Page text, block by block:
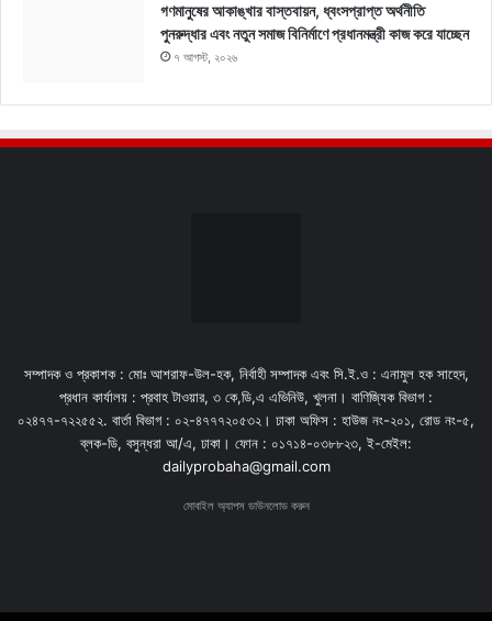
গণমানুষের আকাঙ্খার বাস্তবায়ন, ধ্বংসপ্রাপ্ত অর্থনীতি
পুনরুদ্ধার এবং নতুন সমাজ বিনির্মাণে প্রধানমন্ত্রী কাজ করে যাচ্ছেন
৭ আগস্ট, ২০২৬
সম্পাদক ও প্রকাশক : মোঃ আশরাফ-উল-হক, নির্বাহী সম্পাদক এবং সি.ই.ও : এনামুল হক সাহেদ,
প্রধান কার্যালয় : প্রবাহ টাওয়ার, ৩ কে,ডি,এ এভিনিউ, খুলনা। বাণিজ্যিক বিভাগ :
০২৪৭৭-৭২২৫৫২. বার্তা বিভাগ : ০২-৪৭৭৭২০৫৩২। ঢাকা অফিস : হাউজ নং-২০১, রোড নং-৫,
ব্লক-ডি, বসুন্ধরা আ/এ, ঢাকা। ফোন : ০১৭১৪-০৩৮৮২৩, ই-মেইল:
dailyprobaha@gmail.com
মোবাইল অ্যাপস ডাউনলোড করুন